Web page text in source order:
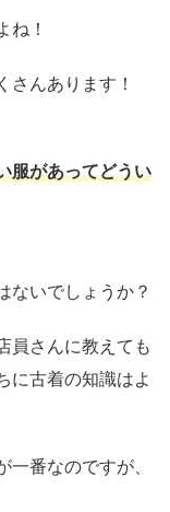
ね！
さんあります！
服があってどうい
ないでしょうか？
員さんに教えても
に古着の知識はよ
番なのですが、